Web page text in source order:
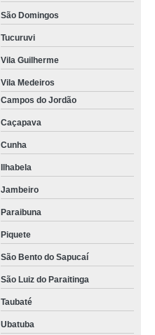
São Domingos
Tucuruvi
Vila Guilherme
Vila Medeiros
Campos do Jordão
Caçapava
Cunha
Ilhabela
Jambeiro
Paraibuna
Piquete
São Bento do Sapucaí
São Luiz do Paraitinga
Taubaté
Ubatuba